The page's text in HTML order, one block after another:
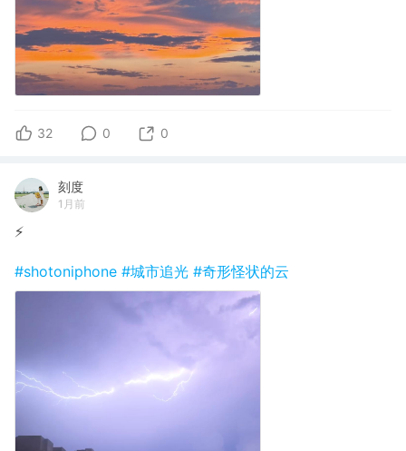
32 0 0
刻度
1月前
⚡️
#shotoniphone #城市追光 #奇形怪状的云